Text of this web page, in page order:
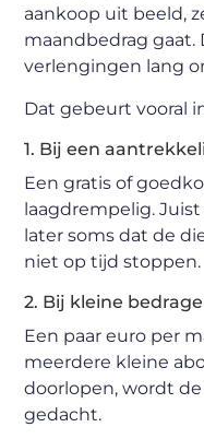
aankoop uit beeld,
maandbedrag gaat.
verlengingen lang
Dat gebeurt vooral
1. Bij een
Een gratis of
laagdrempelig.
later soms dat de
niet op tijd stoppen.
2. Bij kleine
Een paar euro per
meerdere kleine
doorlopen, wordt
gedacht.